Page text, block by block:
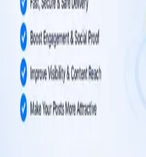
حول العالم.